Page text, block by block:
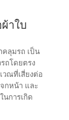
าใบ
ลุมรถ เป็น
ถโดยตรง
วณที่เสี่ยงต่อ
กหน้า และ
นการเกิด